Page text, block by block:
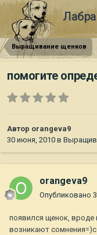
Выращивание щенков
помогите
Автор orangeva9
30 июня, 2010 в
orangeva9
Опубликовано
появился щенок, вроде
возникают сомнения=)с